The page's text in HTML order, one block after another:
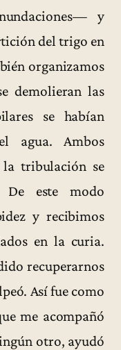
y
del trigo en
organizamos
demolieran las
se habían
agua. Ambos
tribulación se
De este modo
y recibimos
en la curia.
recuperarnos
Así fue como
me acompañó
otro, ayudó